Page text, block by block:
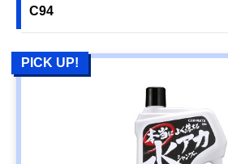
C94
PICK UP!